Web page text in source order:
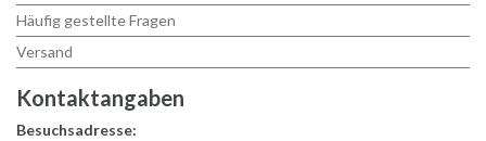
Häufig gestellte Fragen
Versand
Kontaktangaben
Besuchsadresse: